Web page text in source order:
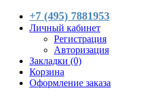
+7 (495) 7881953
Личный кабинет
Регистрация
Авторизация
Закладки (0)
Корзина
Оформление заказа